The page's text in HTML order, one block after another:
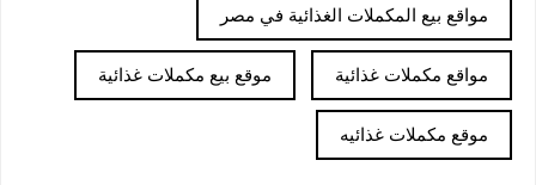
مواقع بيع المكملات الغذائية في مصر
مواقع مكملات غذائية موقع بيع مكملات غذائية
موقع مكملات غذائيه